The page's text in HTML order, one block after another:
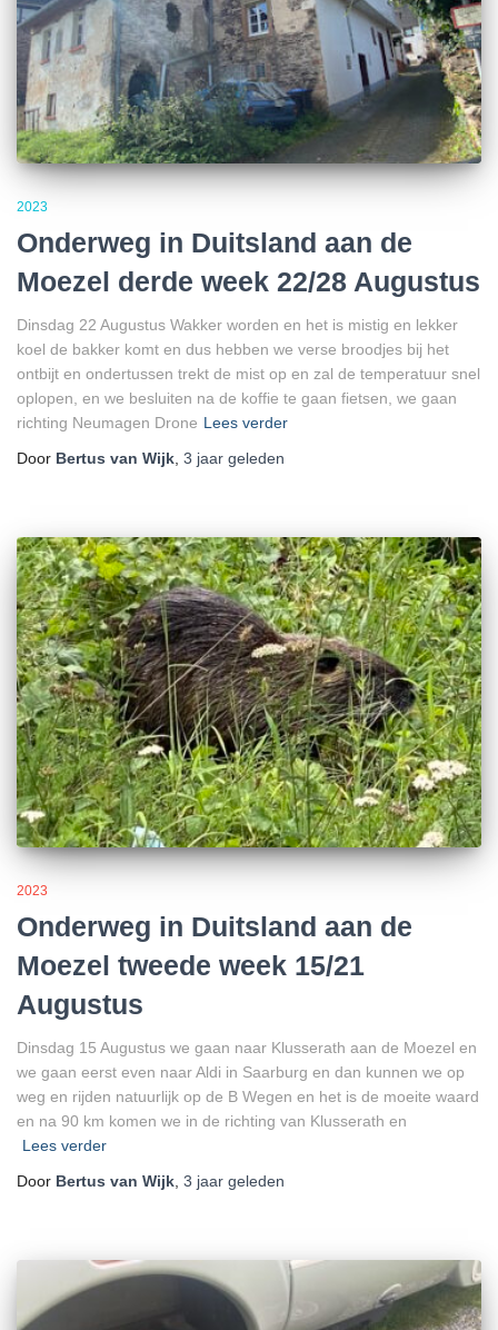
2023
Onderweg in Duitsland aan de
Moezel derde week 22/28 Augustus
Dinsdag 22 Augustus Wakker worden en het is mistig en lekker
koel de bakker komt en dus hebben we verse broodjes bij het
ontbijt en ondertussen trekt de mist op en zal de temperatuur snel
oplopen, en we besluiten na de koffie te gaan fietsen, we gaan
richting Neumagen Drone Lees verder
Door Bertus van Wijk, 3 jaar geleden
2023
Onderweg in Duitsland aan de
Moezel tweede week 15/21
Augustus
Dinsdag 15 Augustus we gaan naar Klusserath aan de Moezel en
we gaan eerst even naar Aldi in Saarburg en dan kunnen we op
weg en rijden natuurlijk op de B Wegen en het is de moeite waard
en na 90 km komen we in de richting van Klusserath en
Lees verder
Door Bertus van Wijk 3 jaar geleden